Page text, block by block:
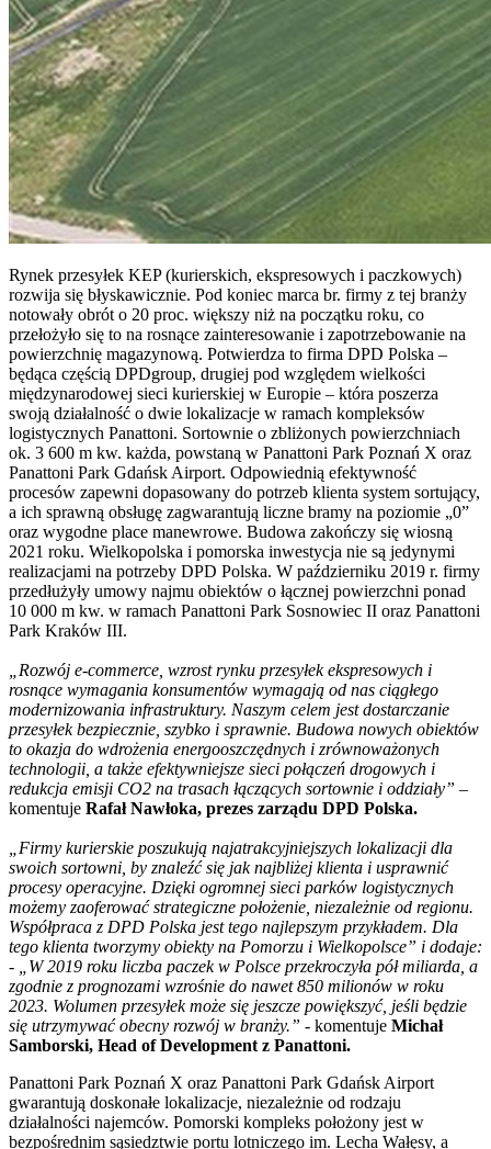
Rynek przesyłek KEP (kurierskich, ekspresowych i paczkowych)
rozwija się błyskawicznie. Pod koniec marca br. firmy z tej branży
notowały obrót o 20 proc. większy niż na początku roku, co
przełożyło się to na rosnące zainteresowanie i zapotrzebowanie na
powierzchnię magazynową. Potwierdza to firma DPD Polska –
będąca częścią DPDgroup, drugiej pod względem wielkości
międzynarodowej sieci kurierskiej w Europie – która poszerza
swoją działalność o dwie lokalizacje w ramach kompleksów
logistycznych Panattoni. Sortownie o zbliżonych powierzchniach
ok. 3 600 m kw. każda, powstaną w Panattoni Park Poznań X oraz
Panattoni Park Gdańsk Airport. Odpowiednią efektywność
procesów zapewni dopasowany do potrzeb klienta system sortujący,
a ich sprawną obsługę zagwarantują liczne bramy na poziomie „0”
oraz wygodne place manewrowe. Budowa zakończy się wiosną
2021 roku. Wielkopolska i pomorska inwestycja nie są jedynymi
realizacjami na potrzeby DPD Polska. W październiku 2019 r. firmy
przedłużyły umowy najmu obiektów o łącznej powierzchni ponad
10 000 m kw. w ramach Panattoni Park Sosnowiec II oraz Panattoni
Park Kraków III.
„Rozwój e-commerce, wzrost rynku przesyłek ekspresowych i
rosnące wymagania konsumentów wymagają od nas ciągłego
modernizowania infrastruktury. Naszym celem jest dostarczanie
przesyłek bezpiecznie, szybko i sprawnie. Budowa nowych obiektów
to okazja do wdrożenia energooszczędnych i zrównoważonych
technologii, a także efektywniejsze sieci połączeń drogowych i
redukcja emisji CO2 na trasach łączących sortownie i oddziały” –
komentuje Rafał Nawłoka, prezes zarządu DPD Polska.
„Firmy kurierskie poszukują najatrakcyjniejszych lokalizacji dla
swoich sortowni, by znaleźć się jak najbliżej klienta i usprawnić
procesy operacyjne. Dzięki ogromnej sieci parków logistycznych
możemy zaoferować strategiczne położenie, niezależnie od regionu.
Współpraca z DPD Polska jest tego najlepszym przykładem. Dla
tego klienta tworzymy obiekty na Pomorzu i Wielkopolsce” i dodaje:
- „W 2019 roku liczba paczek w Polsce przekroczyła pół miliarda, a
zgodnie z prognozami wzrośnie do nawet 850 milionów w roku
2023. Wolumen przesyłek może się jeszcze powiększyć, jeśli będzie
się utrzymywać obecny rozwój w branży.” - komentuje Michał
Samborski, Head of Development z Panattoni.
Panattoni Park Poznań X oraz Panattoni Park Gdańsk Airport
gwarantują doskonałe lokalizacje, niezależnie od rodzaju
działalności najemców. Pomorski kompleks położony jest w
bezpośrednim sąsiedztwie portu lotniczego im. Lecha Wałęsy, a